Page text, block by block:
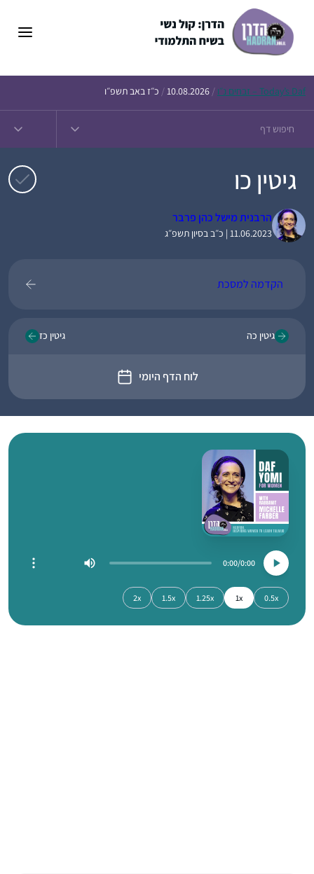
Today’s Daf – זבחים נ״ו /
10.08.2026
/ כ״ז באב תשפ״ו
גיטין כו
הרבנית מישל כהן פרבר
11.06.2023 | כ״ב בסיון תשפ״ג
הקדמה למסכת
גיטין כה
לוח הדף היומי
גיטין כז
0:00
0:00
0.5x
1x
1.25x
1.5x
2x